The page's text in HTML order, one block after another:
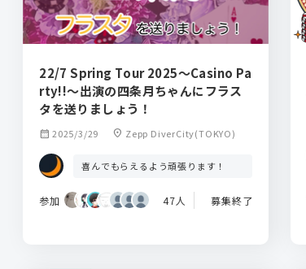
22/7 Spring Tour 2025〜Casino Pa
rty!!〜出演の四条月ちゃんにフラス
タを送りましょう！
calendar_month 2025/3/29 location_on Zepp DiverCity(TOKYO)
喜んでもらえるよう頑張ります！
参加 47人 募集終了